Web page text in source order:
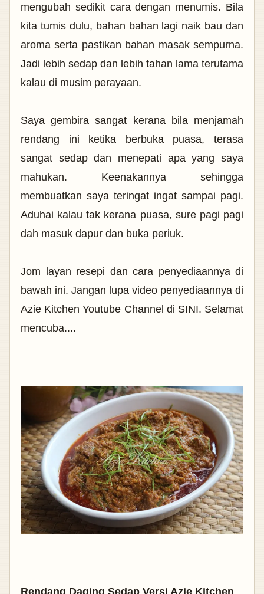
mengubah sedikit cara dengan menumis. Bila
kita tumis dulu, bahan bahan lagi naik bau dan
aroma serta pastikan bahan masak sempurna.
Jadi lebih sedap dan lebih tahan lama terutama
kalau di musim perayaan.
Saya gembira sangat kerana bila menjamah
rendang ini ketika berbuka puasa, terasa
sangat sedap dan menepati apa yang saya
mahukan. Keenakannya sehingga
membuatkan saya teringat ingat sampai pagi.
Aduhai kalau tak kerana puasa, sure pagi pagi
dah masuk dapur dan buka periuk.
Jom layan resepi dan cara penyediaannya di
bawah ini. Jangan lupa video penyediaannya di
Azie Kitchen Youtube Channel di SINI. Selamat
mencuba....